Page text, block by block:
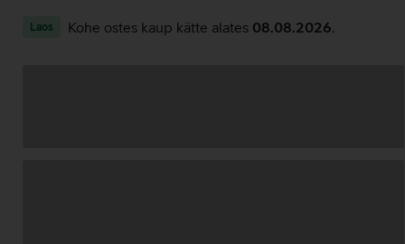
Laos Kohe ostes kaup kätte alates 08.08.2026